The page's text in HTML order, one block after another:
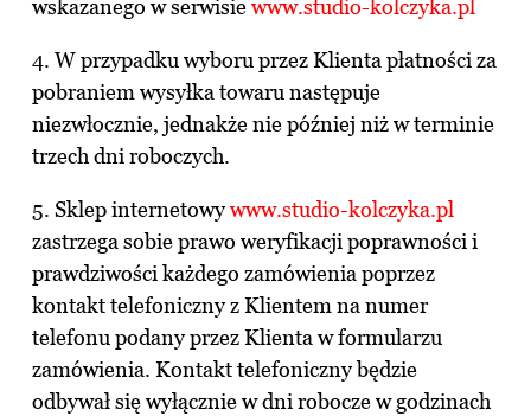
wskazanego w serwisiewww.studio-kolczyka.pl
4. W przypadku wyboru przez Klienta płatności za
pobraniem wysyłka towaru następuje
niezwłocznie, jednakże nie później niż w terminie
trzech dni roboczych.
5. Sklep internetowywww.studio-kolczyka.pl
zastrzega sobie prawo weryfikacji poprawności i
prawdziwości każdego zamówienia poprzez
kontakt telefoniczny z Klientem na numer
telefonu podany przez Klienta w formularzu
zamówienia. Kontakt telefoniczny będzie
odbywał się wyłącznie w dni robocze w godzinach